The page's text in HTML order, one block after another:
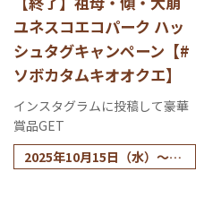
ユネスコエコパーク ハッ
シュタグキャンペーン【#
ソボカタムキオオクエ】
インスタグラムに投稿して豪華
賞品GET
2025年10月15日（水）～20